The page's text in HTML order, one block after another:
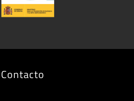
Contacto